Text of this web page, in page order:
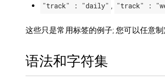
"track" : "daily" , "track" :
这些只是常用标签的例子; 您可以任意
语法和字符集